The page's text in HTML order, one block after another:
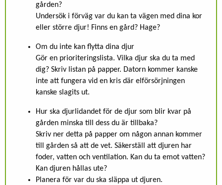
gården?
Undersök i förväg var du kan ta vägen med dina kor
eller större djur! Finns en gård? Hage?
Om du inte kan flytta dina djur
Gör en prioriteringslista. Vilka djur ska du ta med
dig? Skriv listan på papper. Datorn kommer kanske
inte att fungera vid en kris där elförsörjningen
kanske slagits ut.
Hur ska djurlidandet för de djur som blir kvar på
gården minska till dess du är tillbaka?
Skriv ner detta på papper om någon annan kommer
till gården så att de vet. Säkerställ att djuren har
foder, vatten och ventilation. Kan du ta emot vatten?
Kan djuren hållas ute?
Planera för var du ska släppa ut djuren.